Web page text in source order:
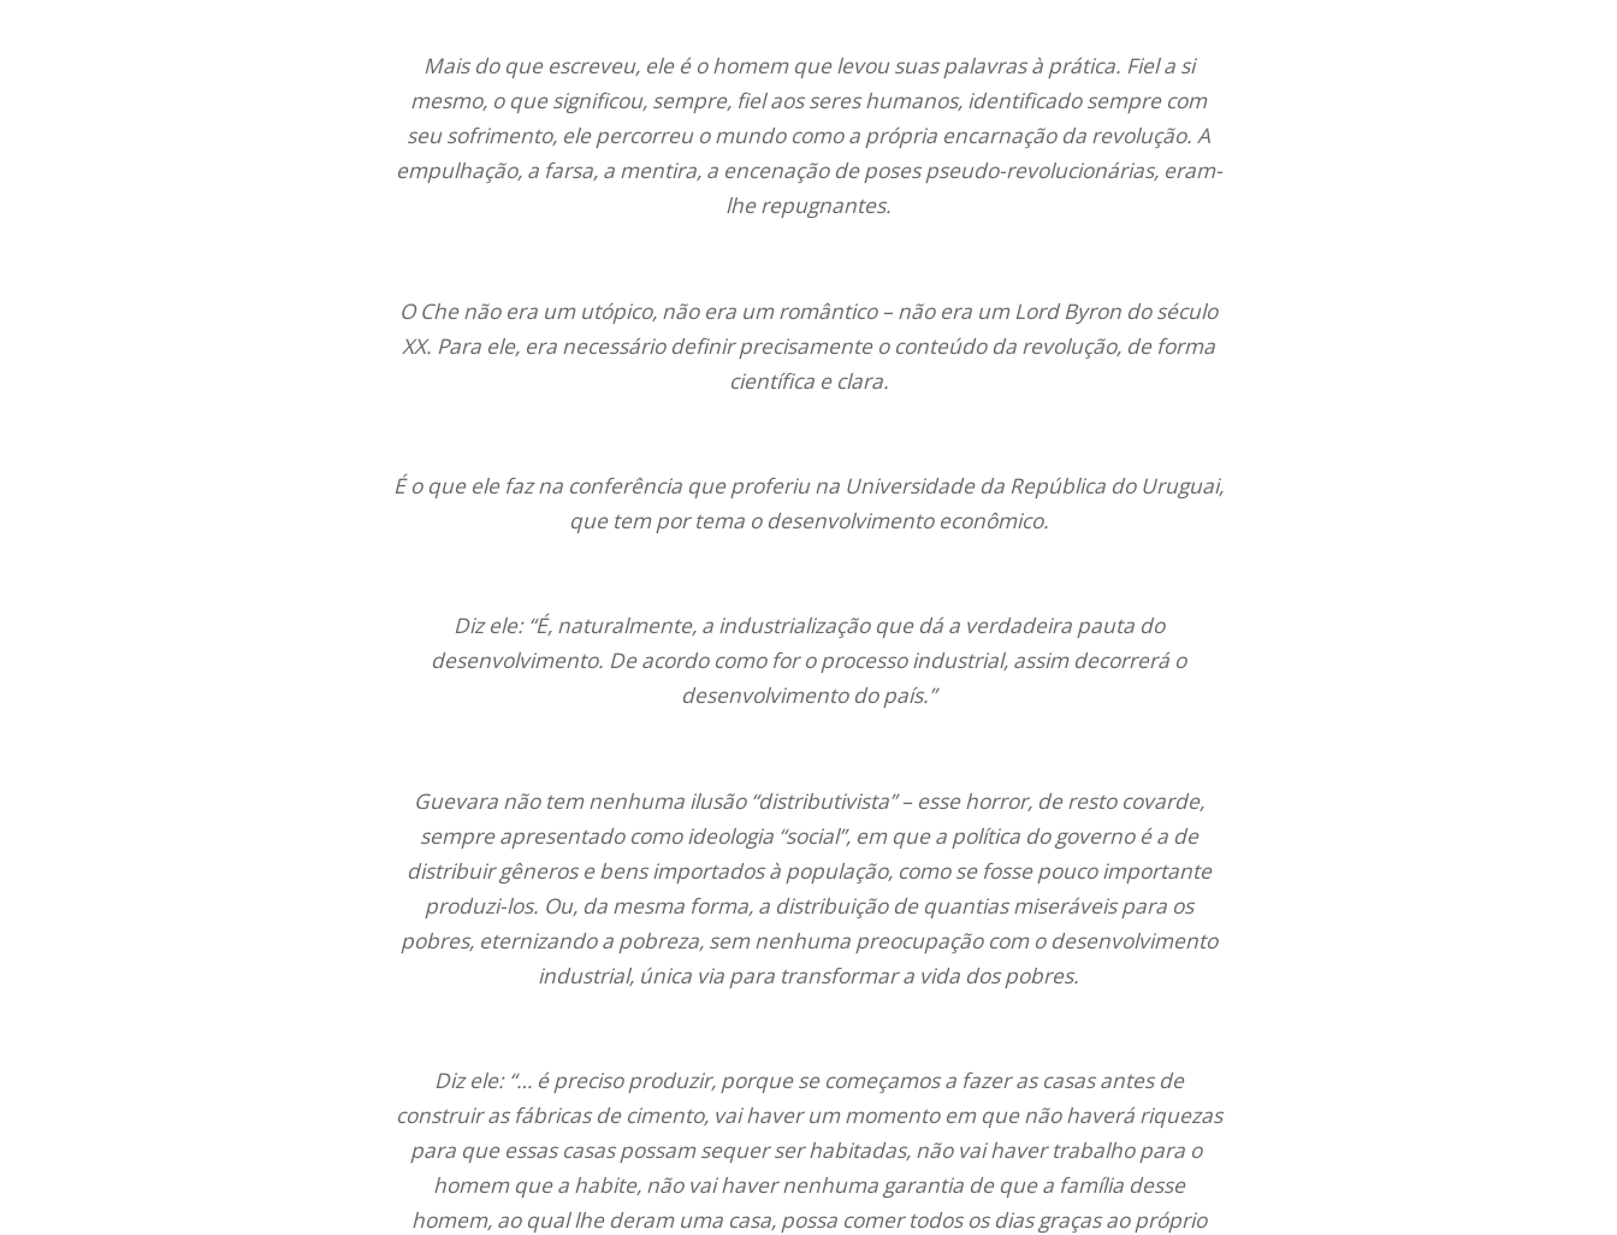
Mais do que escreveu, ele é o homem que levou suas palavras à prática. Fiel a si
mesmo, o que significou, sempre, fiel aos seres humanos, identificado sempre com
seu sofrimento, ele percorreu o mundo como a própria encarnação da revolução. A
empulhação, a farsa, a mentira, a encenação de poses pseudo-revolucionárias, eram-
lhe repugnantes.
O Che não era um utópico, não era um romântico – não era um Lord Byron do século
XX. Para ele, era necessário definir precisamente o conteúdo da revolução, de forma
científica e clara.
É o que ele faz na conferência que proferiu na Universidade da República do Uruguai,
que tem por tema o desenvolvimento econômico.
Diz ele: “É, naturalmente, a industrialização que dá a verdadeira pauta do
desenvolvimento. De acordo como for o processo industrial, assim decorrerá o
desenvolvimento do país.”
Guevara não tem nenhuma ilusão “distributivista” – esse horror, de resto covarde,
sempre apresentado como ideologia “social”, em que a política do governo é a de
distribuir gêneros e bens importados à população, como se fosse pouco importante
produzi-los. Ou, da mesma forma, a distribuição de quantias miseráveis para os
pobres, eternizando a pobreza, sem nenhuma preocupação com o desenvolvimento
industrial, única via para transformar a vida dos pobres.
Diz ele: “… é preciso produzir, porque se começamos a fazer as casas antes de
construir as fábricas de cimento, vai haver um momento em que não haverá riquezas
para que essas casas possam sequer ser habitadas, não vai haver trabalho para o
homem que a habite, não vai haver nenhuma garantia de que a família desse
homem, ao qual lhe deram uma casa, possa comer todos os dias graças ao próprio